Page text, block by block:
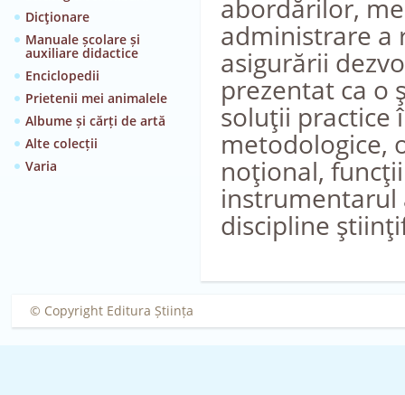
Dicţionare
Manuale școlare și
auxiliare didactice
Enciclopedii
Prietenii mei animalele
Albume și cărți de artă
Alte colecții
Varia
abordărilor,
administrare a
asigurării
prezentat ca o
soluţii practice
metodologice,
noţional,
instrumentarul
discipline
© Copyright Editura Știința